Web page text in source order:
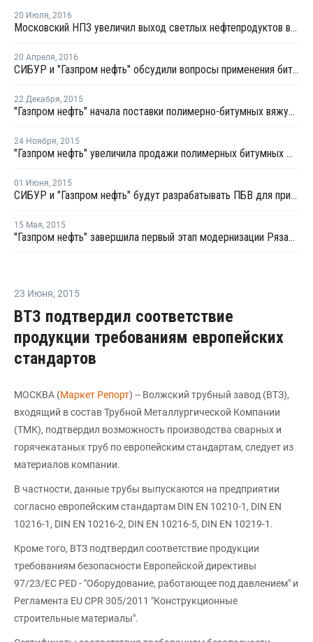
20 Июля, 2016
Московский НПЗ увеличил выход светлых нефтепродуктов в первом полугодии
20 Апреля, 2016
СИБУР и "Газпром нефть" обсудили вопросы применения битумов и ПБВ
22 Декабря, 2015
"Газпром нефть" начала поставки полимерно-битумных вяжущих в Болгарию
24 Ноября, 2015
"Газпром нефть" увеличила продажи полимерных битумных материалов на 37%
01 Июня, 2015
СИБУР и "Газпром нефть" будут разрабатывать ПБВ для применения в Казахстане
15 Мая, 2015
"Газпром нефть" завершила первый этап модернизации Рязанского завода битумных материалов
23 Июня, 2015
ВТЗ подтвердил соответствие
продукции требованиям европейских
стандартов
МОСКВА (Маркет Репорт) -- Волжский трубный завод (ВТЗ),
входящий в состав Трубной Металлургической Компании
(ТМК), подтвердил возможность производства сварных и
горячекатаных труб по европейским стандартам, следует из
материалов компании.
В частности, данные трубы выпускаются на предприятии
согласно европейским стандартам DIN EN 10210-1, DIN EN
10216-1, DIN EN 10216-2, DIN EN 10216-5, DIN EN 10219-1.
Кроме того, ВТЗ подтвердил соответствие продукции
требованиям безопасности Европейской директивы
97/23/EC PED - "Оборудование, работающее под давлением" и
Регламента EU CPR 305/2011 "Конструкционные
строительные материалы".